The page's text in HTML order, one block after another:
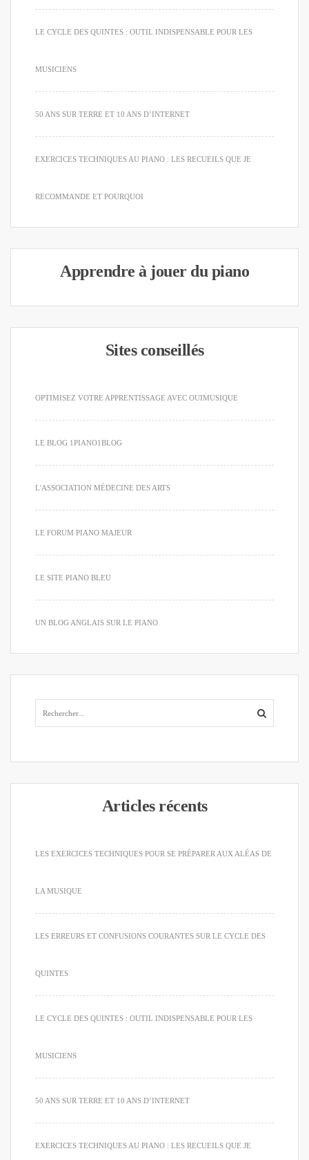
LE CYCLE DES QUINTES : OUTIL INDISPENSABLE POUR LES
MUSICIENS
50 ANS SUR TERRE ET 10 ANS D’INTERNET
EXERCICES TECHNIQUES AU PIANO : LES RECUEILS QUE JE
RECOMMANDE ET POURQUOI
Apprendre à jouer du piano
Sites conseillés
OPTIMISEZ VOTRE APPRENTISSAGE AVEC OUIMUSIQUE
LE BLOG 1PIANO1BLOG
L'ASSOCIATION MÉDECINE DES ARTS
LE FORUM PIANO MAJEUR
LE SITE PIANO BLEU
UN BLOG ANGLAIS SUR LE PIANO
Articles récents
LES EXERCICES TECHNIQUES POUR SE PRÉPARER AUX ALÉAS DE
LA MUSIQUE
LES ERREURS ET CONFUSIONS COURANTES SUR LE CYCLE DES
QUINTES
LE CYCLE DES QUINTES : OUTIL INDISPENSABLE POUR LES
MUSICIENS
50 ANS SUR TERRE ET 10 ANS D’INTERNET
EXERCICES TECHNIQUES AU PIANO : LES RECUEILS QUE JE